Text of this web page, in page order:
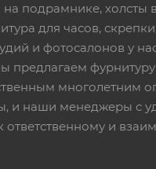
на подрамнике, холсты
для часов,
и фотосалонов у
предлагаем
многолетним
и наши менеджеры с
и